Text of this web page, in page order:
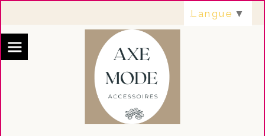
Langue ▼
Panneau de gestion des cookies